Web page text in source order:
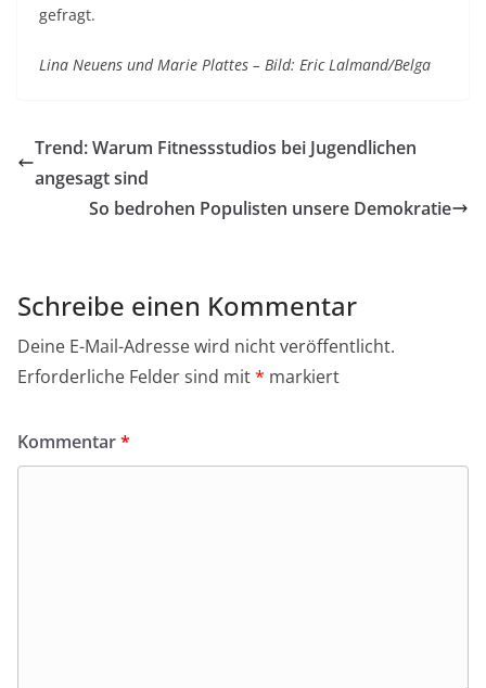
gefragt.
Lina Neuens und Marie Plattes – Bild: Eric Lalmand/Belga
Trend: Warum Fitnessstudios bei Jugendlichen
angesagt sind
So bedrohen Populisten unsere Demokratie
Schreibe einen Kommentar
Deine E-Mail-Adresse wird nicht veröffentlicht.
Erforderliche Felder sind mit* markiert
Kommentar*